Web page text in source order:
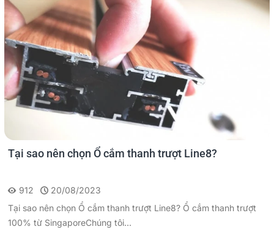
Tại sao nên chọn Ổ cắm thanh trượt Line8?
912
20/08/2023
Tại sao nên chọn Ổ cắm thanh trượt Line8? Ổ cắm thanh trượt
100% từ SingaporeChúng tôi...